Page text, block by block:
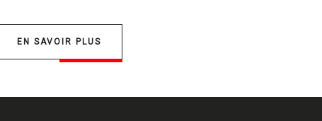
EN SAVOIR PLUS